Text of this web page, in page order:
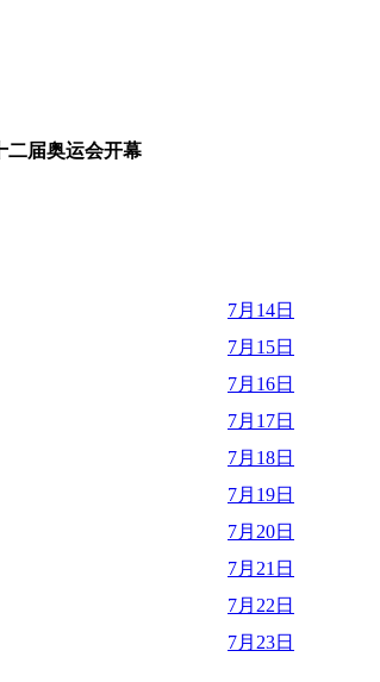
二届奥运会开幕
7月14日
7月15日
7月16日
7月17日
7月18日
7月19日
7月20日
7月21日
7月22日
7月23日